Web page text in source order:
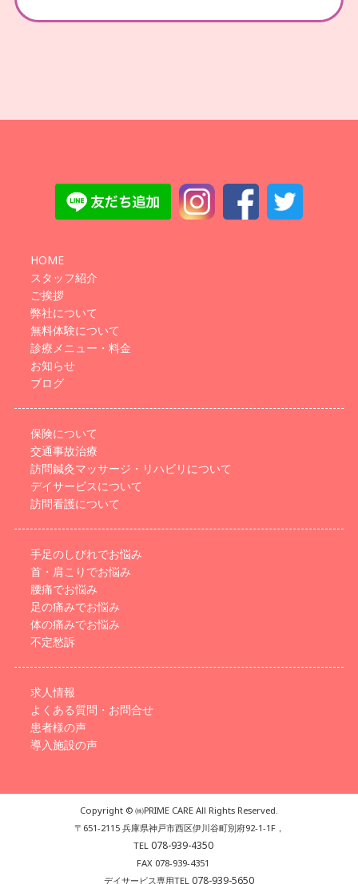
HOME
スタッフ紹介
ご挨拶
弊社について
無料体験について
診療メニュー・料金
お知らせ
ブログ
保険について
交通事故治療
訪問鍼灸マッサージ・リハビリについて
デイサービスについて
訪問看護について
手足のしびれでお悩み
首・肩こりでお悩み
腰痛でお悩み
足の痛みでお悩み
体の痛みでお悩み
不定愁訴
求人情報
よくある質問・お問合せ
患者様の声
導入施設の声
Copyright © ㈱PRIME CARE All Rights Reserved.
〒651-2115 兵庫県神戸市西区伊川谷町別府92-1-1F，
TEL 078-939-4350
FAX 078-939-4351
デイサービス専用TEL 078-939-5650